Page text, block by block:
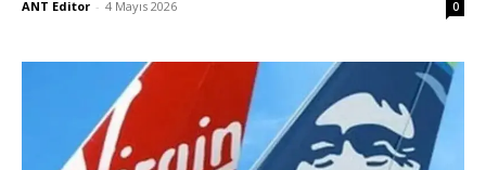
ANT Editor - 4 Mayıs 2026 0